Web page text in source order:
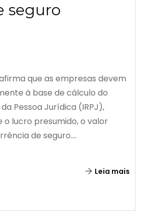
seguro
que as empresas devem
à base de cálculo do
Pessoa Jurídica (IRPJ),
lucro presumido, o valor
de seguro....
Leia mais